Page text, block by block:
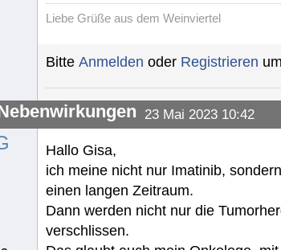
Liebe Grüße aus dem Weinviertel
Bitte Anmelden oder Registrieren
23 Mai 2023 10:42
Hallo Gisa,
ich meine nicht nur Imatinib,
einen langen Zeitraum.
Dann werden nicht nur die
verschlissen.